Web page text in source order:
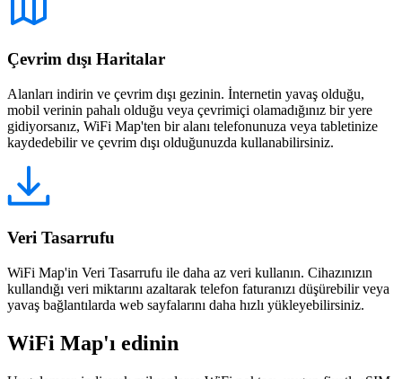
Çevrim dışı Haritalar
Alanları indirin ve çevrim dışı gezinin. İnternetin yavaş olduğu,
mobil verinin pahalı olduğu veya çevrimiçi olamadığınız bir yere
gidiyorsanız, WiFi Map'ten bir alanı telefonunuza veya tabletinize
kaydedebilir ve çevrim dışı olduğunuzda kullanabilirsiniz.
Veri Tasarrufu
WiFi Map'in Veri Tasarrufu ile daha az veri kullanın. Cihazınızın
kullandığı veri miktarını azaltarak telefon faturanızı düşürebilir veya
yavaş bağlantılarda web sayfalarını daha hızlı yükleyebilirsiniz.
WiFi Map'ı edinin